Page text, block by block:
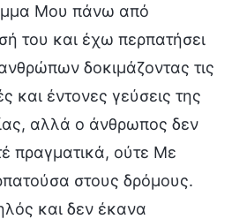
Μου πάνω από
του και έχω περπατήσει
δοκιμάζοντας τις
και έντονες γεύσεις της
αλλά ο άνθρωπος δεν
πραγματικά, ούτε Με
στους δρόμους.
και δεν έκανα